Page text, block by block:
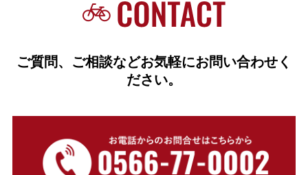
ご質問、ご相談などお気軽にお問い合わせく
ださい。